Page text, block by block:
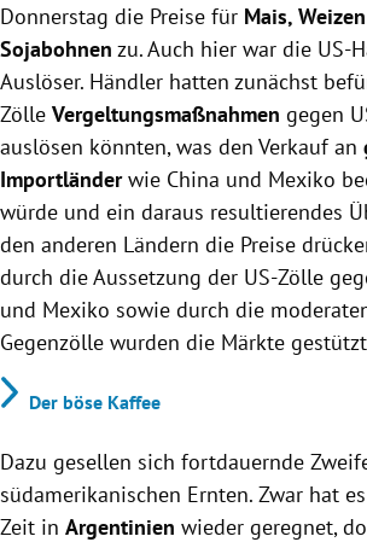
Donnerstag die Preise für Mais,
Sojabohnen zu. Auch hier war die US-
Auslöser. Händler hatten zunächst
Zölle Vergeltungsmaßnahmen gegen
auslösen könnten, was den Verkauf an
Importländerwie China und Mexiko
würde und ein daraus resultierendes
den anderen Ländern die Preise
durch die Aussetzung der US-Zölle
und Mexiko sowie durch die
Gegenzölle wurden die Märkte
Der böse Kaffee
Dazu gesellen sich fortdauernde
südamerikanischen Ernten. Zwar hat
Zeit in Argentinien wieder geregnet,